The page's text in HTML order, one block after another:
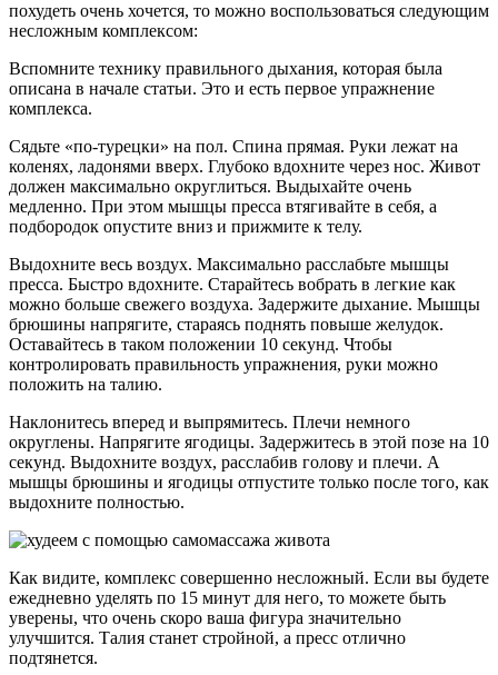
похудеть очень хочется, то можно воспользоваться следующим
несложным комплексом:
Вспомните технику правильного дыхания, которая была
описана в начале статьи. Это и есть первое упражнение
комплекса.
Сядьте «по-турецки» на пол. Спина прямая. Руки лежат на
коленях, ладонями вверх. Глубоко вдохните через нос. Живот
должен максимально округлиться. Выдыхайте очень
медленно. При этом мышцы пресса втягивайте в себя, а
подбородок опустите вниз и прижмите к телу.
Выдохните весь воздух. Максимально расслабьте мышцы
пресса. Быстро вдохните. Старайтесь вобрать в легкие как
можно больше свежего воздуха. Задержите дыхание. Мышцы
брюшины напрягите, стараясь поднять повыше желудок.
Оставайтесь в таком положении 10 секунд. Чтобы
контролировать правильность упражнения, руки можно
положить на талию.
Наклонитесь вперед и выпрямитесь. Плечи немного
округлены. Напрягите ягодицы. Задержитесь в этой позе на 10
секунд. Выдохните воздух, расслабив голову и плечи. А
мышцы брюшины и ягодицы отпустите только после того, как
выдохните полностью.
Как видите, комплекс совершенно несложный. Если вы будете
ежедневно уделять по 15 минут для него, то можете быть
уверены, что очень скоро ваша фигура значительно
улучшится. Талия станет стройной, а пресс отлично
подтянется.